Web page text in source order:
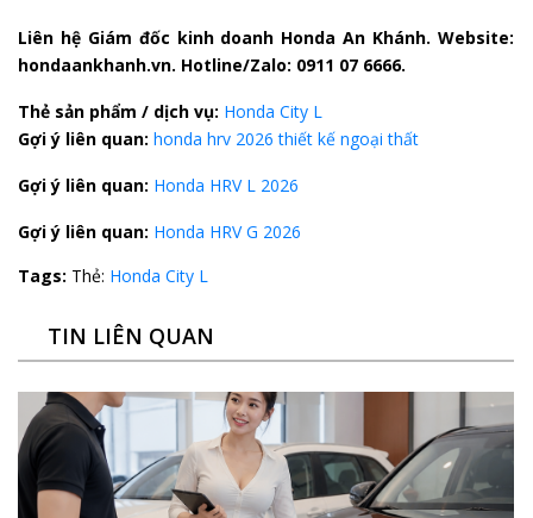
Liên hệ Giám đốc kinh doanh Honda An Khánh. Website:
hondaankhanh.vn. Hotline/Zalo: 0911 07 6666.
Thẻ sản phẩm / dịch vụ: Honda City L
Gợi ý liên quan: honda hrv 2026 thiết kế ngoại thất
Gợi ý liên quan: Honda HRV L 2026
Gợi ý liên quan: Honda HRV G 2026
Tags: Thẻ: Honda City L
TIN LIÊN QUAN